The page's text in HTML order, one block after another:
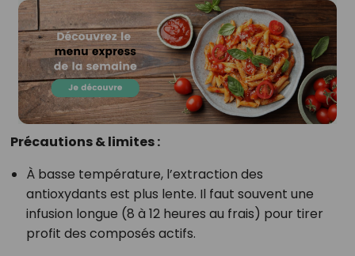
Précautions & limites :
À basse température, l’extraction des
antioxydants est plus lente. Il faut souvent une
infusion longue (8 à 12 heures au frais) pour tirer
profit des composés actifs.